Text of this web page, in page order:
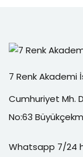
7 Renk Akademi
Cumhuriyet Mh.
No:63
Whatsapp 7/24